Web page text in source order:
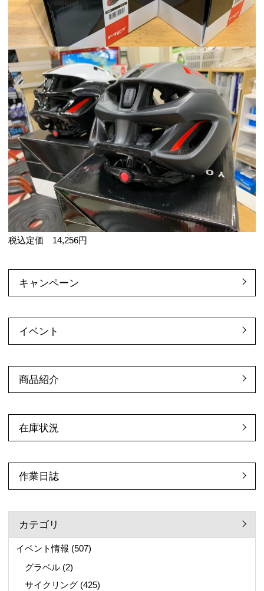
税込定価 14,256円
キャンペーン
イベント
商品紹介
在庫状況
作業日誌
カテゴリ
イベント情報 (507)
グラベル (2)
サイクリング (425)